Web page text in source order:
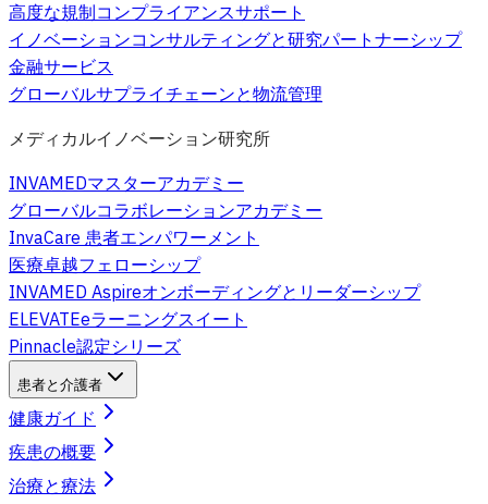
高度な規制コンプライアンスサポート
イノベーションコンサルティングと研究パートナーシップ
金融サービス
グローバルサプライチェーンと物流管理
メディカルイノベーション研究所
INVAMEDマスターアカデミー
グローバルコラボレーションアカデミー
InvaCare 患者エンパワーメント
医療卓越フェローシップ
INVAMED Aspireオンボーディングとリーダーシップ
ELEVATEeラーニングスイート
Pinnacle認定シリーズ
患者と介護者
健康ガイド
疾患の概要
治療と療法